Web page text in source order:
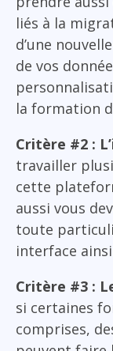
liés à la
d’une
de vos
la formation
Critère #2 :
travailler
cette
aussi vous
toute
interface
Critère #3 :
si certaines
comprises,